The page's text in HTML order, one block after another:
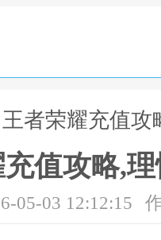
者荣耀充值
值攻略,
05-03 12:12:15